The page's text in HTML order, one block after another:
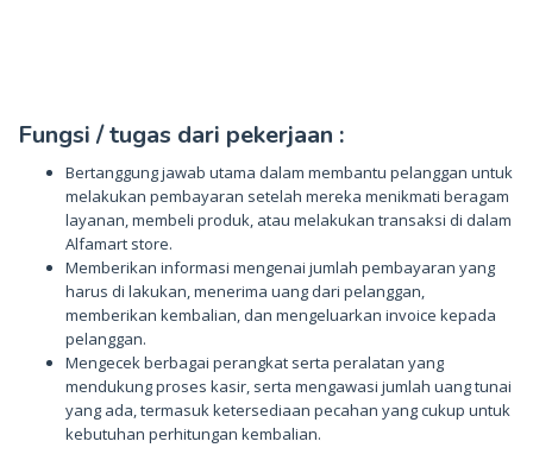
Fungsi / tugas dari pekerjaan :
Bertanggung jawab utama dalam membantu pelanggan untuk
melakukan pembayaran setelah mereka menikmati beragam
layanan, membeli produk, atau melakukan transaksi di dalam
Alfamart store.
Memberikan informasi mengenai jumlah pembayaran yang
harus di lakukan, menerima uang dari pelanggan,
memberikan kembalian, dan mengeluarkan invoice kepada
pelanggan.
Mengecek berbagai perangkat serta peralatan yang
mendukung proses kasir, serta mengawasi jumlah uang tunai
yang ada, termasuk ketersediaan pecahan yang cukup untuk
kebutuhan perhitungan kembalian.